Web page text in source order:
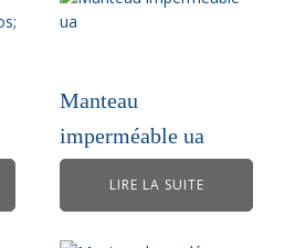
Manteau
imperméable ua
LIRE LA SUITE